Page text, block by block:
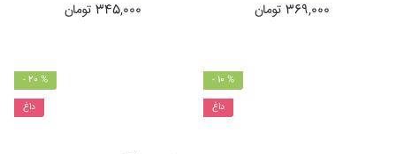
369,000 تومان 345,000 تومان
- 10 %
داغ
- 20 %
داغ